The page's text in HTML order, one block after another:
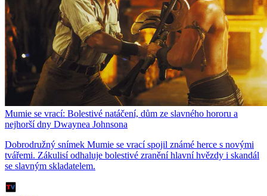
Mumie se vrací: Bolestivé natáčení, dům ze slavného hororu a
nejhorší dny Dwaynea Johnsona
Dobrodružný snímek Mumie se vrací spojil známé herce s novými
tvářemi. Zákulisí odhaluje bolestivé zranění hlavní hvězdy i skandál
se slavným skladatelem.